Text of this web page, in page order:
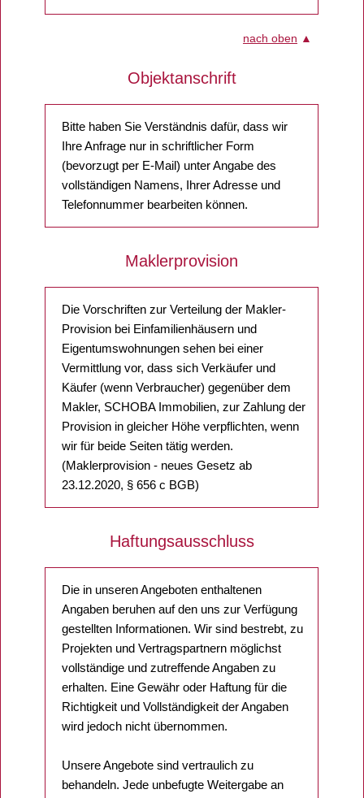
nach oben ▲
Objektanschrift
Bitte haben Sie Verständnis dafür, dass wir
Ihre Anfrage nur in schriftlicher Form
(bevorzugt per E-Mail) unter Angabe des
vollständigen Namens, Ihrer Adresse und
Telefonnummer bearbeiten können.
Maklerprovision
Die Vorschriften zur Verteilung der Makler-
Provision bei Einfamilienhäusern und
Eigentumswohnungen sehen bei einer
Vermittlung vor, dass sich Verkäufer und
Käufer (wenn Verbraucher) gegenüber dem
Makler, SCHOBA Immobilien, zur Zahlung der
Provision in gleicher Höhe verpflichten, wenn
wir für beide Seiten tätig werden.
(Maklerprovision - neues Gesetz ab
23.12.2020, § 656 c BGB)
Haftungsausschluss
Die in unseren Angeboten enthaltenen
Angaben beruhen auf den uns zur Verfügung
gestellten Informationen. Wir sind bestrebt, zu
Projekten und Vertragspartnern möglichst
vollständige und zutreffende Angaben zu
erhalten. Eine Gewähr oder Haftung für die
Richtigkeit und Vollständigkeit der Angaben
wird jedoch nicht übernommen.
Unsere Angebote sind vertraulich zu
behandeln. Jede unbefugte Weitergabe an